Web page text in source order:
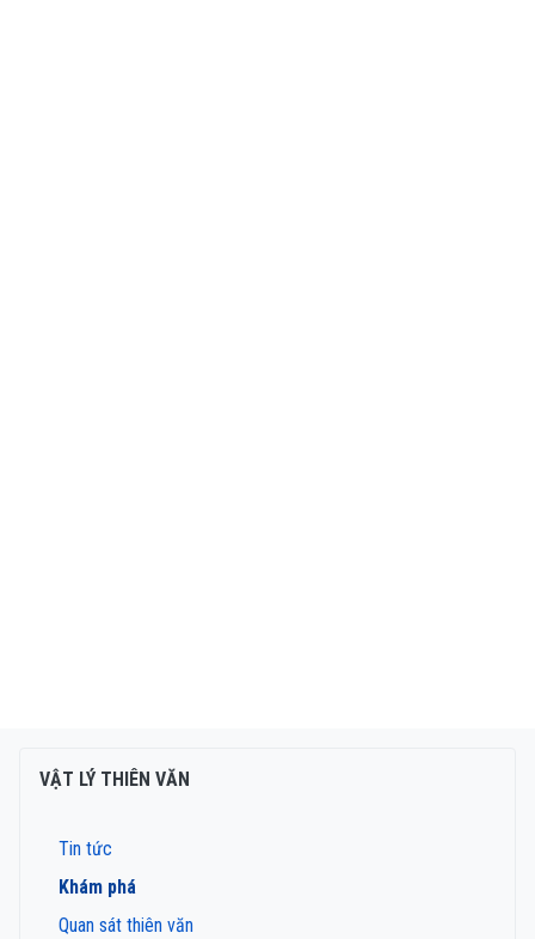
VẬT LÝ THIÊN VĂN
Tin tức
Khám phá
Quan sát thiên văn